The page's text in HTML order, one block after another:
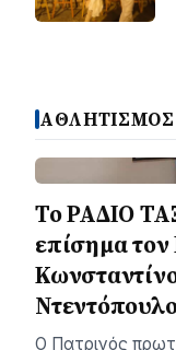
ΑΘΛΗΤΙΣΜΟΣ
Το ΡΑΔΙΟ
επίσημα
Ο Πατρινός